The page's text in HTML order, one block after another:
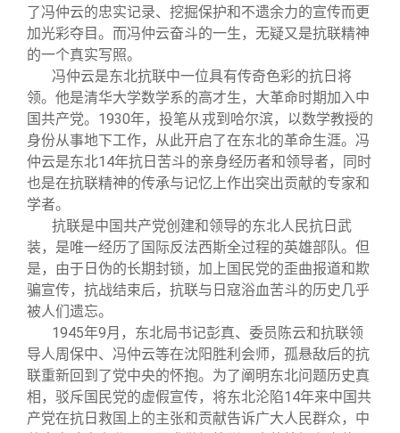
了冯仲云的忠实记录、挖掘保护和不遗余力的宣传而更
加光彩夺目。而冯仲云奋斗的一生，无疑又是抗联精神
的一个真实写照。
冯仲云是东北抗联中一位具有传奇色彩的抗日将
领。他是清华大学数学系的高才生，大革命时期加入中
国共产党。1930年，投笔从戎到哈尔滨，以数学教授的
身份从事地下工作，从此开启了在东北的革命生涯。冯
仲云是东北14年抗日苦斗的亲身经历者和领导者，同时
也是在抗联精神的传承与记忆上作出突出贡献的专家和
学者。
抗联是中国共产党创建和领导的东北人民抗日武
装，是唯一经历了国际反法西斯全过程的英雄部队。但
是，由于日伪的长期封锁，加上国民党的歪曲报道和欺
骗宣传，抗战结束后，抗联与日寇浴血苦斗的历史几乎
被人们遗忘。
1945年9月，东北局书记彭真、委员陈云和抗联领
导人周保中、冯仲云等在沈阳胜利会师，孤悬敌后的抗
联重新回到了党中央的怀抱。为了阐明东北问题历史真
相，驳斥国民党的虚假宣传，将东北沦陷14年来中国共
产党在抗日救国上的主张和贡献告诉广大人民群众，中